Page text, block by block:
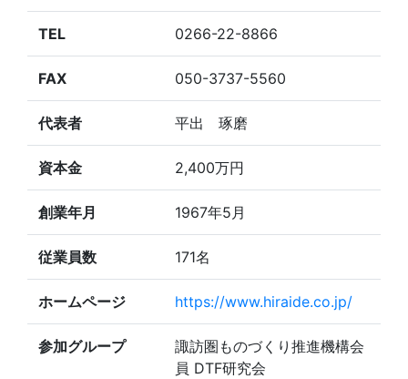
TEL 0266-22-8866
FAX 050-3737-5560
代表者 平出 琢磨
資本金 2,400万円
創業年月 1967年5月
従業員数 171名
ホームページ https://www.hiraide.co.jp/
参加グループ
諏訪圏ものづくり推進機構会
員 DTF研究会